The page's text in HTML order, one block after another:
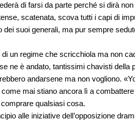
di farsi da parte perché si dirà
scatenata, scova tutti i capi di
suoi generali, ma pur sempre
un regime che scricchiola ma non
ne è andato, tantissimi chavisti della
andarsene ma non vogliono.
mai stiano ancora lì a
qualsiasi cosa.
alle iniziative dell’opposizione